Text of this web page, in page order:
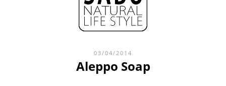
03/04/2014
Aleppo Soap